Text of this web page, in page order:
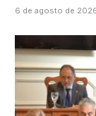
6 de agosto de